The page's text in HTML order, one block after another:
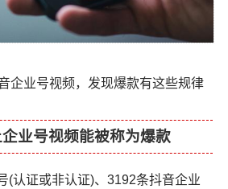
企业号视频，发现爆款有这些规律
业号视频能被称为爆款
(认证或非认证)、3192条抖音企业